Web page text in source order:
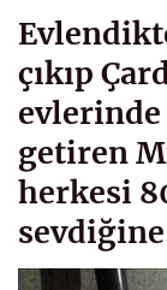
çıkıp
evlerinde
getiren
herkesi